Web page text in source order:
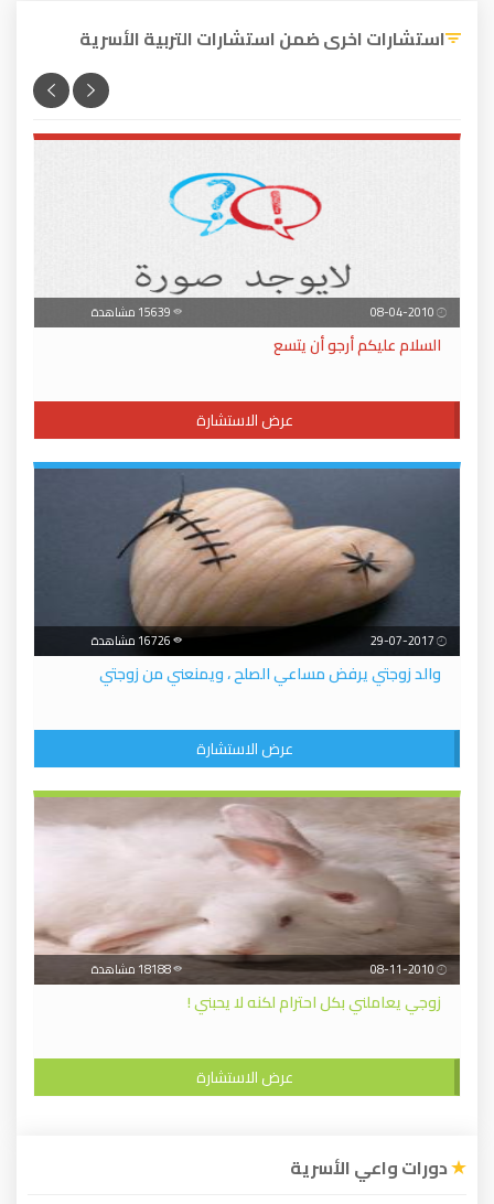
استشارات اخرى ضمن استشارات التربية الأسرية
السلام عليكم أرجو أن يتسع
عرض الاستشارة
والد زوجتي يرفض مساعي الصلح ، ويمنعني من زوجتي
عرض الاستشارة
08-11-2010
زوجي يعاملني بكل احترام لكنه لا يحبني !
عرض الاستشارة
دورات واعي الأسرية